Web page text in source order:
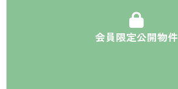
会員限定公開物件